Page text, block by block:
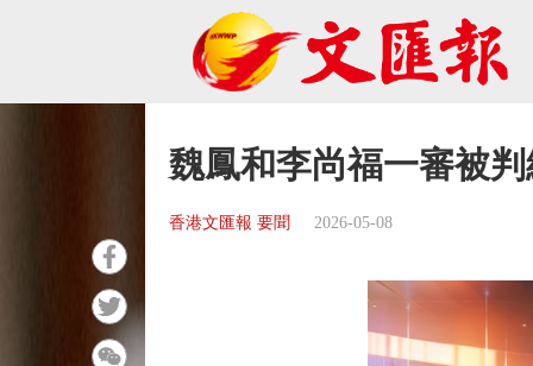
魏鳳和李尚福一審被
香港文匯報 要聞 2026-05-08